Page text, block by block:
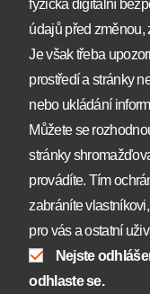
fyzická digitální
údajů před změnou,
Je však třeba
prostředí a stránky
nebo ukládání
Můžete se
stránky
provádíte. Tím
zabráníte
pro vás a ostatní
Nejste
odhlaste se.